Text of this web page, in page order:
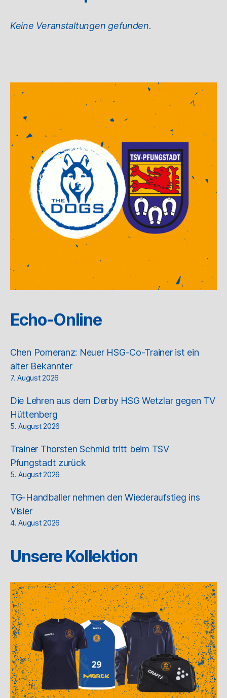
Keine Veranstaltungen gefunden.
Echo-Online
Chen Pomeranz: Neuer HSG-Co-Trainer ist ein
alter Bekannter
7. August 2026
Die Lehren aus dem Derby HSG Wetzlar gegen TV
Hüttenberg
5. August 2026
Trainer Thorsten Schmid tritt beim TSV
Pfungstadt zurück
5. August 2026
TG-Handballer nehmen den Wiederaufstieg ins
Visier
4. August 2026
Unsere Kollektion